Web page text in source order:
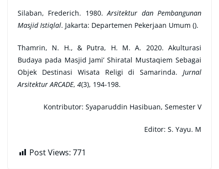
Silaban, Frederich. 1980.Arsitektur dan Pembangunan
Masjid Istiqlal. Jakarta: Departemen Pekerjaan Umum ().
Thamrin, N. H., & Putra, H. M. A. 2020. Akulturasi
Budaya pada Masjid Jami’ Shiratal Mustaqiem Sebagai
Objek Destinasi Wisata Religi di Samarinda. Jurnal
Arsitektur ARCADE, 4(3), 194-198.
Kontributor: Syaparuddin Hasibuan, Semester V
Editor: S. Yayu. M
Post Views: 771